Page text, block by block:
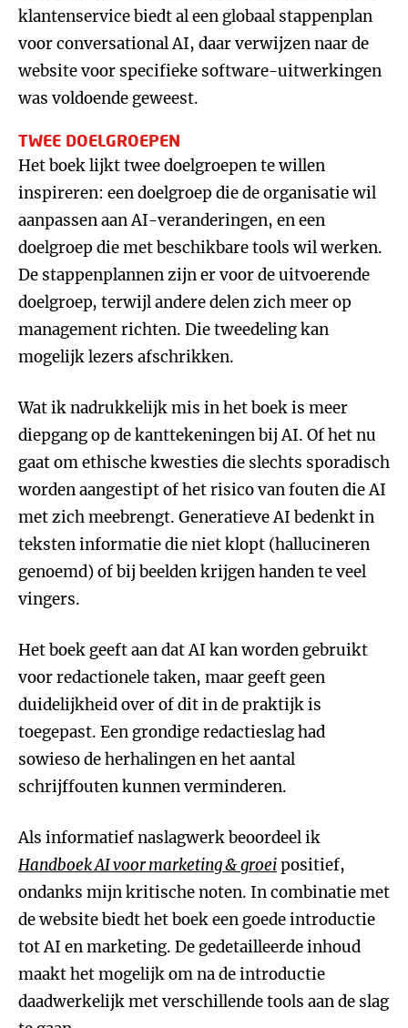
klantenservice biedt al een globaal stappenplan
voor conversational AI, daar verwijzen naar de
website voor specifieke software-uitwerkingen
was voldoende geweest.
TWEE DOELGROEPEN
Het boek lijkt twee doelgroepen te willen
inspireren: een doelgroep die de organisatie wil
aanpassen aan AI-veranderingen, en een
doelgroep die met beschikbare tools wil werken.
De stappenplannen zijn er voor de uitvoerende
doelgroep, terwijl andere delen zich meer op
management richten. Die tweedeling kan
mogelijk lezers afschrikken.
Wat ik nadrukkelijk mis in het boek is meer
diepgang op de kanttekeningen bij AI. Of het nu
gaat om ethische kwesties die slechts sporadisch
worden aangestipt of het risico van fouten die AI
met zich meebrengt. Generatieve AI bedenkt in
teksten informatie die niet klopt (hallucineren
genoemd) of bij beelden krijgen handen te veel
vingers.
Het boek geeft aan dat AI kan worden gebruikt
voor redactionele taken, maar geeft geen
duidelijkheid over of dit in de praktijk is
toegepast. Een grondige redactieslag had
sowieso de herhalingen en het aantal
schrijffouten kunnen verminderen.
Als informatief naslagwerk beoordeel ik
Handboek AI voor marketing & groeipositief,
ondanks mijn kritische noten. In combinatie met
de website biedt het boek een goede introductie
tot AI en marketing. De gedetailleerde inhoud
maakt het mogelijk om na de introductie
daadwerkelijk met verschillende tools aan de slag